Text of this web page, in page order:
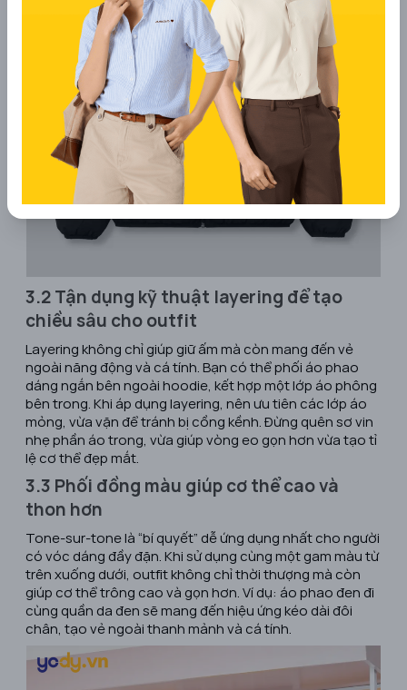
3.2 Tận dụng kỹ thuật layering để tạo
chiều sâu cho outfit
Layering không chỉ giúp giữ ấm mà còn mang đến vẻ
ngoài năng động và cá tính. Bạn có thể phối áo phao
dáng ngắn bên ngoài hoodie, kết hợp một lớp áo phông
bên trong. Khi áp dụng layering, nên ưu tiên các lớp áo
mỏng, vừa vặn để tránh bị cồng kềnh. Đừng quên sơ vin
nhẹ phần áo trong, vừa giúp vòng eo gọn hơn vừa tạo tỉ
lệ cơ thể đẹp mắt.
3.3 Phối đồng màu giúp cơ thể cao và
thon hơn
Tone-sur-tone là “bí quyết” dễ ứng dụng nhất cho người
có vóc dáng đầy đặn. Khi sử dụng cùng một gam màu từ
trên xuống dưới, outfit không chỉ thời thượng mà còn
giúp cơ thể trông cao và gọn hơn. Ví dụ: áo phao đen đi
cùng quần da đen sẽ mang đến hiệu ứng kéo dài đôi
chân, tạo vẻ ngoài thanh mảnh và cá tính.